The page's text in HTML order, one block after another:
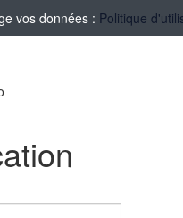
vos données : Politique